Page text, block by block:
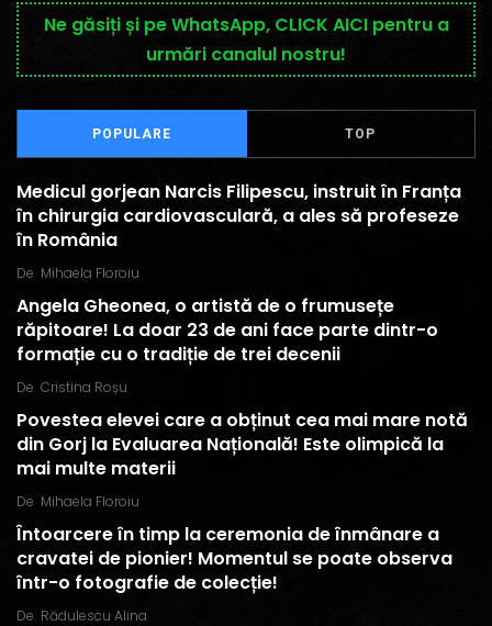
Ne găsiți și pe WhatsApp, CLICK AICI pentru a
urmări canalul nostru!
POPULARE TOP
Medicul gorjean Narcis Filipescu, instruit în Franța
în chirurgia cardiovasculară, a ales să profeseze
în România
De Mihaela Floroiu
Angela Gheonea, o artistă de o frumusețe
răpitoare! La doar 23 de ani face parte dintr-o
formație cu o tradiție de trei decenii
De Cristina Roșu
Povestea elevei care a obținut cea mai mare notă
din Gorj la Evaluarea Națională! Este olimpică la
mai multe materii
De Mihaela Floroiu
Întoarcere în timp la ceremonia de înmânare a
cravatei de pionier! Momentul se poate observa
într-o fotografie de colecție!
De Rădulescu Alina